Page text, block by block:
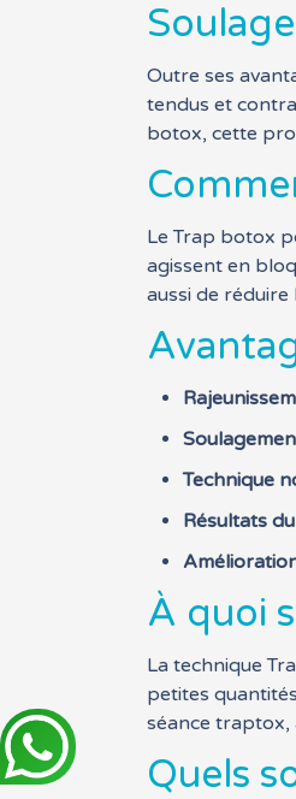
Outre ses
tendus et
botox, cette
Le Trap botox
agissent en
aussi de réduire
Technique
Résultats
À quoi
La technique
petites
séance traptox,
Quels